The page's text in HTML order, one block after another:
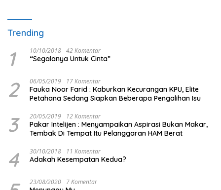
Trending
1 10/10/2018 42 Komentar
“Segalanya Untuk Cinta”
2 06/05/2019 17 Komentar
Fauka Noor Farid : Kaburkan Kecurangan KPU, Elite
Petahana Sedang Siapkan Beberapa Pengalihan Isu
3 20/05/2019 12 Komentar
Pakar Intelijen : Menyampaikan Aspirasi Bukan Makar,
Tembak Di Tempat Itu Pelanggaran HAM Berat
4 30/10/2018 11 Komentar
Adakah Kesempatan Kedua?
23/08/2020 7 Komentar